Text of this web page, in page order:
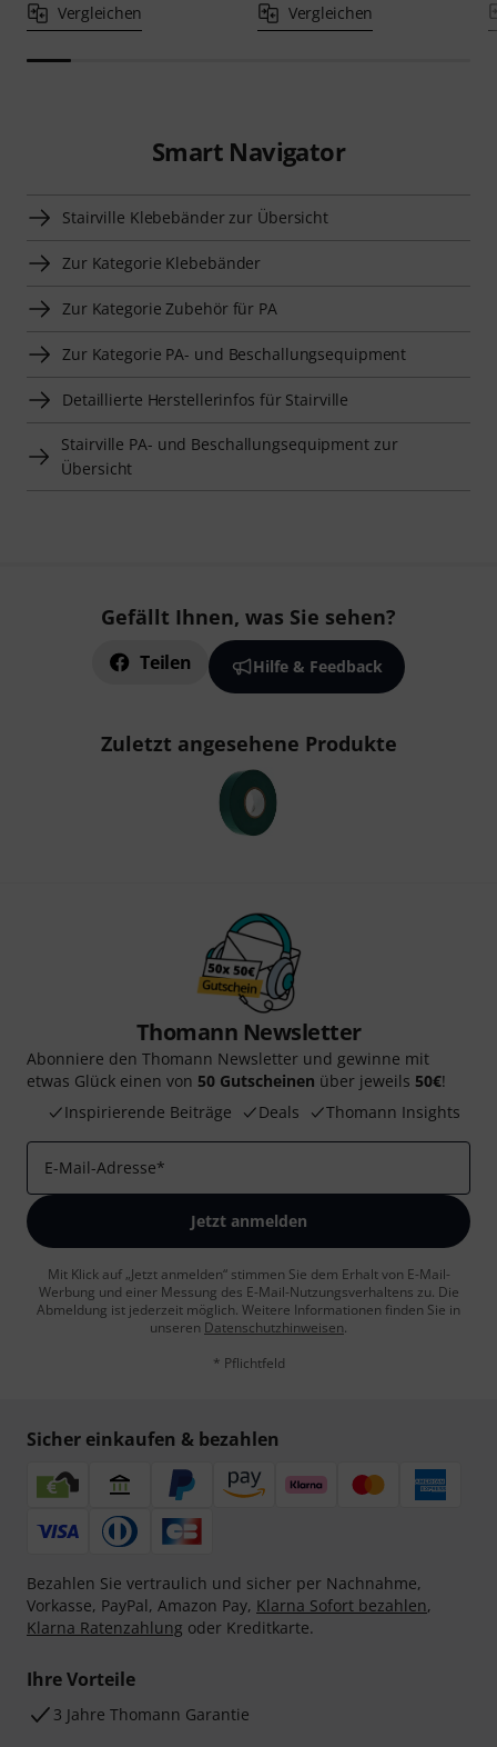
Vergleichen Vergleichen
Smart Navigator
Stairville Klebebänder zur Übersicht
Zur Kategorie Klebebänder
Zur Kategorie Zubehör für PA
Zur Kategorie PA- und Beschallungsequipment
Detaillierte Herstellerinfos für Stairville
Stairville PA- und Beschallungsequipment zur
Übersicht
Gefällt Ihnen, was Sie sehen?
Teilen Hilfe & Feedback
Zuletzt angesehene Produkte
Thomann Newsletter
Abonniere den Thomann Newsletter und gewinne mit
etwas Glück einen von 50 Gutscheinen über jeweils 50€!
Inspirierende Beiträge
Deals Thomann Insights
E-Mail-Adresse*
Jetzt anmelden
Mit Klick auf „Jetzt anmelden“ stimmen Sie dem Erhalt von E-Mail-
Werbung und einer Messung des E-Mail-Nutzungsverhaltens zu. Die
Abmeldung ist jederzeit möglich. Weitere Informationen finden Sie in
unseren Datenschutzhinweisen.
* Pflichtfeld
Sicher einkaufen & bezahlen
Bezahlen Sie vertraulich und sicher per Nachnahme,
Vorkasse, PayPal, Amazon Pay, Klarna Sofort bezahlen,
Klarna Ratenzahlung oder Kreditkarte.
Ihre Vorteile
3 Jahre Thomann Garantie